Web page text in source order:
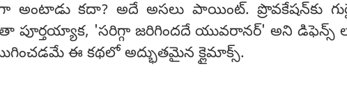
అంటాడు కదా? అదే అసలు పాయింట్. ప్రొవకేషన్‌కు
పూర్తయ్యాక, 'సరిగ్గా జరిగిందదే యువరానర్' అని
ఈ కథలో అద్భుతమైన క్లైమాక్స్.